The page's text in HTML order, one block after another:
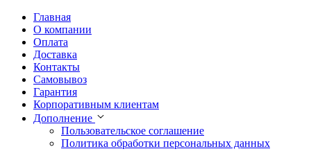
Главная
О компании
Оплата
Доставка
Контакты
Самовывоз
Гарантия
Корпоративным клиентам
Дополнение
Пользовательское соглашение
Политика обработки персональных данных